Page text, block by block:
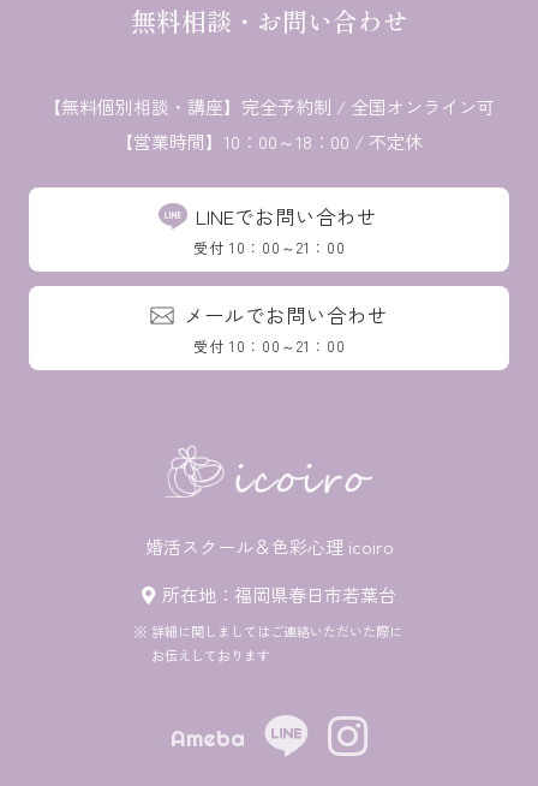
無料相談・お問い合わせ
【無料個別相談・講座】 完全予約制 / 全国オンライン可
【営業時間】10：00～18：00 / 不定休
LINEでお問い合わせ
受付 10：00～21：00
メールでお問い合わせ
受付 10：00～21：00
婚活スクール＆色彩心理 icoiro
所在地：福岡県春日市若葉台
詳細に関しましてはご連絡いただいた際に
お伝えしております
Ameba